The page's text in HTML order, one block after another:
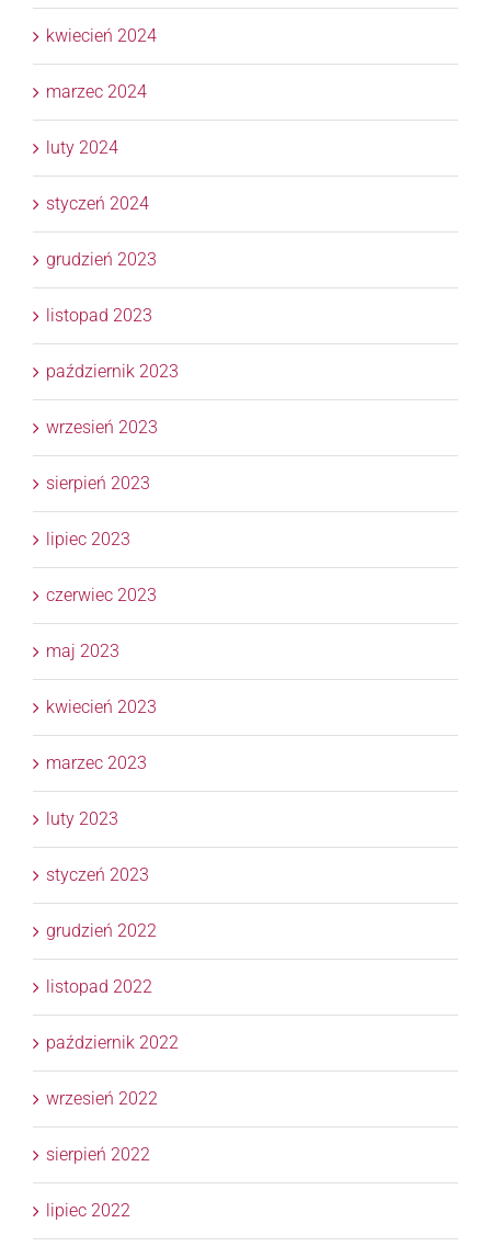
kwiecień 2024
marzec 2024
luty 2024
styczeń 2024
grudzień 2023
listopad 2023
październik 2023
wrzesień 2023
sierpień 2023
lipiec 2023
czerwiec 2023
maj 2023
kwiecień 2023
marzec 2023
luty 2023
styczeń 2023
grudzień 2022
listopad 2022
październik 2022
wrzesień 2022
sierpień 2022
lipiec 2022